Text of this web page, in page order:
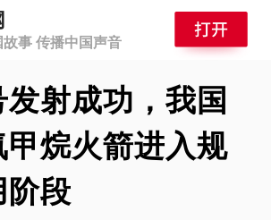
事 传播中国声音
射成功，我国
烷火箭进入规
段